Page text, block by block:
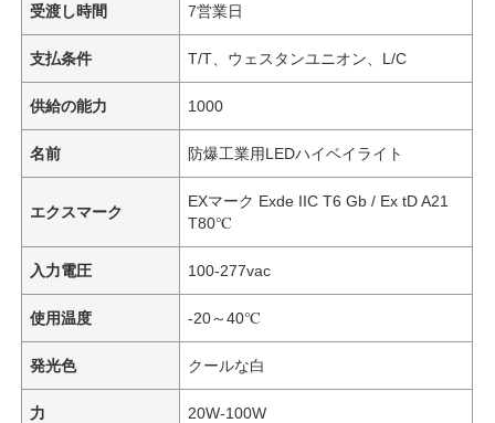
受渡し時間 7営業日
支払条件 T/T、ウェスタンユニオン、L/C
供給の能力 1000
名前 防爆工業用LEDハイベイライト
エクスマーク
EXマーク Exde IIC T6 Gb / Ex tD A21
T80℃
入力電圧 100-277vac
使用温度 -20～40℃
発光色 クールな白
力 20W-100W